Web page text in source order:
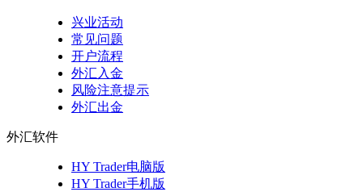
兴业活动
常见问题
开户流程
外汇入金
风险注意提示
外汇出金
外汇软件
HY Trader电脑版
HY Trader手机版